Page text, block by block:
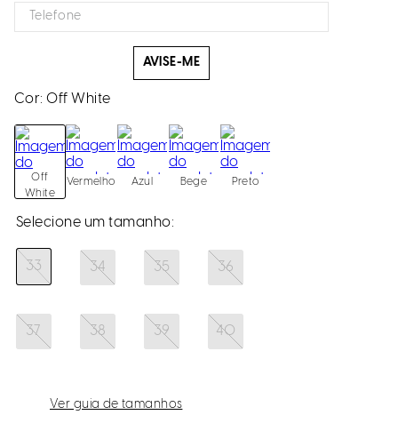
AVISE-ME
Cor:Off White
Off
White
Vermelho Azul Bege Preto
33 34 35 36
37 38 39 40
Ver guia de tamanhos